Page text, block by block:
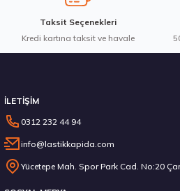
Taksit Seçenekleri
Kredi kartına taksit ve havale
İLETİŞİM
0312 232 44 94
info@lastikkapida.com
Yücetepe Mah. Spor Park Cad. No:20